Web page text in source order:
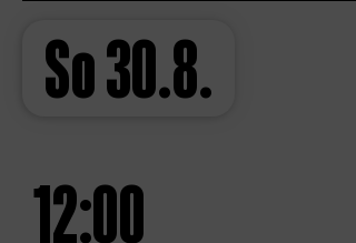
So30.8.
12:00